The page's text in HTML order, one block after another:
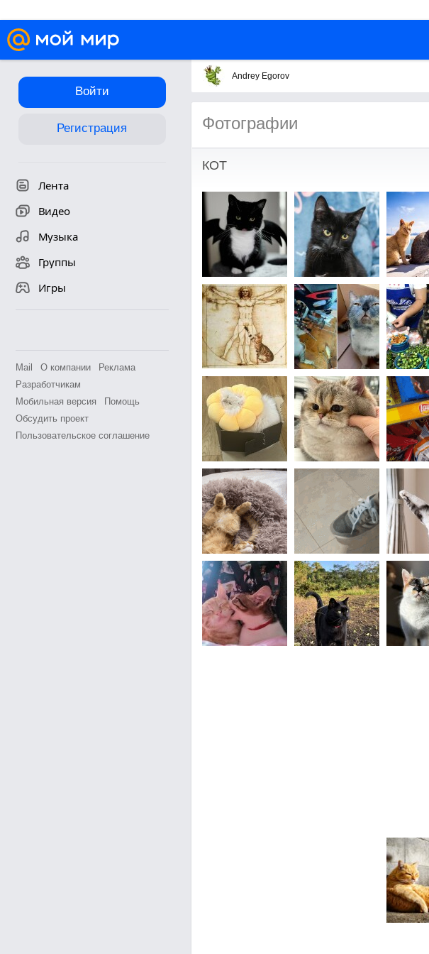
Войти
Регистрация
Лента
Видео
Музыка
Группы
Игры
Mail О компании
Реклама
Разработчикам
Мобильная версия
Помощь
Обсудить проект
Пользовательское соглашение
Andrey Egorov
Фотографии
КОТ